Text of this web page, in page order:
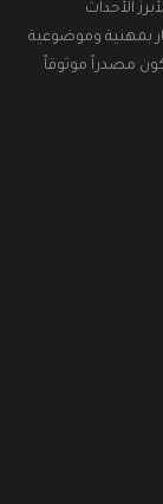
الأحداث
بمهنية وموضوعية
مصدراً موثوقاً